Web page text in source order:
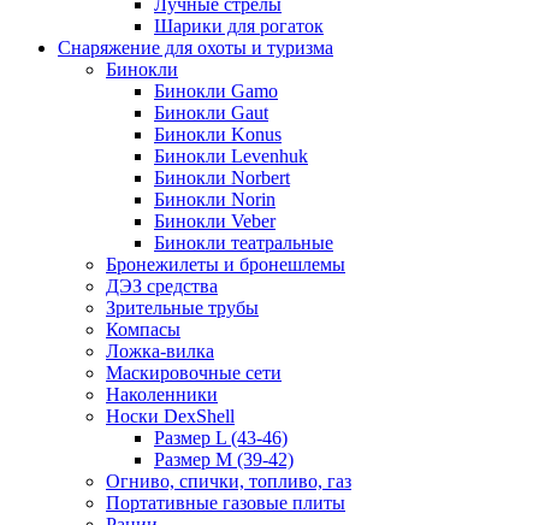
Шарики для рогаток
Снаряжение для охоты и туризма
Бинокли
Бинокли Gamo
Бинокли Gaut
Бинокли Konus
Бинокли Levenhuk
Бинокли Norbert
Бинокли Norin
Бинокли Veber
Бинокли театральные
Бронежилеты и бронешлемы
ДЭЗ средства
Зрительные трубы
Компасы
Ложка-вилка
Маскировочные сети
Наколенники
Носки DexShell
Размер L (43-46)
Размер M (39-42)
Огниво, спички, топливо, газ
Портативные газовые плиты